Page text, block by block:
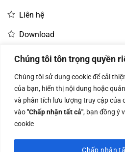
Chúng tôi tôn trọng quyền
Chúng tôi sử dụng cookie để cải
của bạn, hiển thị nội dung hoặc
và phân tích lưu lượng truy cập của
vào"Chấp nhận tất cả", bạn đồng ý
cookie
Chấp nhận
Liên hệ
Download
LIÊN HỆ MUA HÀNG
Kinh doanh:
0966.93.1717
KD Dự
835 345